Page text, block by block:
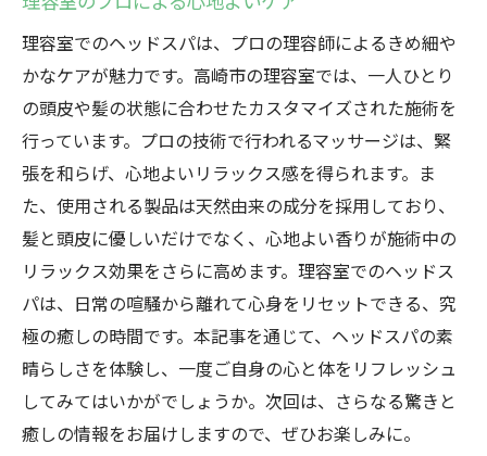
理容室でのヘッドスパは、プロの理容師によるきめ細や
かなケアが魅力です。高崎市の理容室では、一人ひとり
の頭皮や髪の状態に合わせたカスタマイズされた施術を
行っています。プロの技術で行われるマッサージは、緊
張を和らげ、心地よいリラックス感を得られます。ま
た、使用される製品は天然由来の成分を採用しており、
髪と頭皮に優しいだけでなく、心地よい香りが施術中の
リラックス効果をさらに高めます。理容室でのヘッドス
パは、日常の喧騒から離れて心身をリセットできる、究
極の癒しの時間です。本記事を通じて、ヘッドスパの素
晴らしさを体験し、一度ご自身の心と体をリフレッシュ
してみてはいかがでしょうか。次回は、さらなる驚きと
癒しの情報をお届けしますので、ぜひお楽しみに。